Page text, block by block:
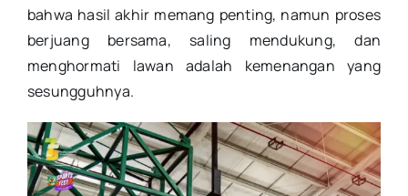
bahwa hasil akhir memang penting, namun proses
berjuang bersama, saling mendukung, dan
menghormati lawan adalah kemenangan yang
sesungguhnya.